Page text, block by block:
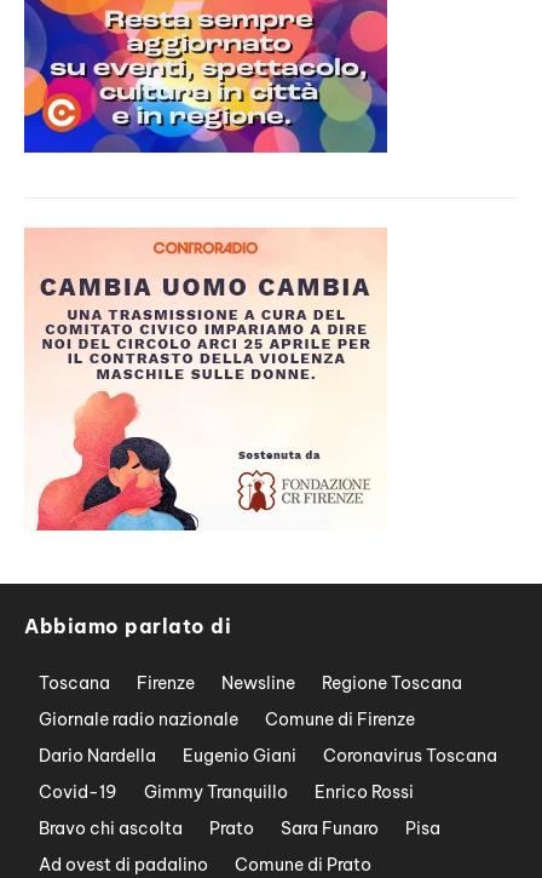
Abbiamo parlato di
Toscana Firenze Newsline
Regione Toscana
Giornale radio nazionale
Comune di Firenze
Dario Nardella
Eugenio Giani
Coronavirus Toscana
Covid-19
Gimmy Tranquillo
Enrico Rossi
Bravo chi ascolta
Prato Sara Funaro
Pisa
Ad ovest di padalino
Comune di Prato